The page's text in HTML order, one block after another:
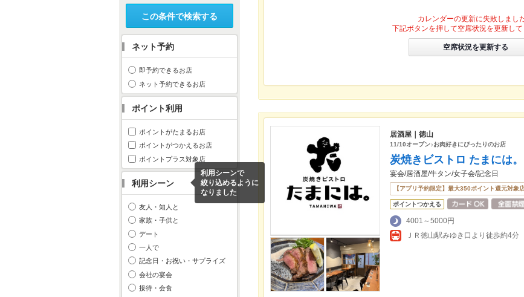
この条件で検索する
ネット予約
即予約できるお店
ネット予約できるお店
ポイント利用
ポイントがたまるお店
ポイントがつかえるお店
ポイントプラス対象店
利用シーン
利用シーンで
絞り込めるように
なりました
友人・知人と
家族・子供と
デート
一人で
記念日・お祝い・サプライズ
会社の宴会
接待・会食
カレンダーの更新に失敗しました
下記ボタンを押して空席状況を更新して
空席状況を更新する
居酒屋｜徳山
11/10オープン♪お肉好きにぴったりのお店
炭焼きビストロ たまには。
宴会/居酒屋/牛タン/女子会/記念日
【アプリ予約限定】最大350ポイント還元対象
ポイントつかえる
4001～5000円
ＪＲ徳山駅みゆき口より徒歩約4分